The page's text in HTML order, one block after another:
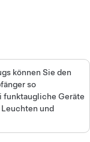
können Sie den
so
funktaugliche Geräte
und